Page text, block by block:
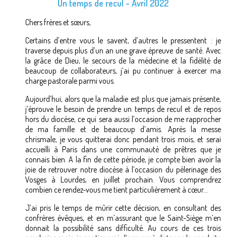
Un temps de recul - Avril 2022
Chers frères et sœurs,
Certains d’entre vous le savent, d’autres le pressentent : je
traverse depuis plus d’un an une grave épreuve de santé. Avec
la grâce de Dieu, le secours de la médecine et la fidélité de
beaucoup de collaborateurs, j’ai pu continuer à exercer ma
charge pastorale parmi vous.
Aujourd’hui, alors que la maladie est plus que jamais présente,
j’éprouve le besoin de prendre un temps de recul et de repos
hors du diocèse, ce qui sera aussi l’occasion de me rapprocher
de ma famille et de beaucoup d’amis. Après la messe
chrismale, je vous quitterai donc pendant trois mois, et serai
accueilli à Paris dans une communauté de prêtres que je
connais bien. A la fin de cette période, je compte bien avoir la
joie de retrouver notre diocèse à l’occasion du pèlerinage des
Vosges à Lourdes, en juillet prochain. Vous comprendrez
combien ce rendez-vous me tient particulièrement à cœur…
J’ai pris le temps de mûrir cette décision, en consultant des
confrères évêques, et en m’assurant que le Saint-Siège m’en
donnait la possibilité sans difficulté. Au cours de ces trois